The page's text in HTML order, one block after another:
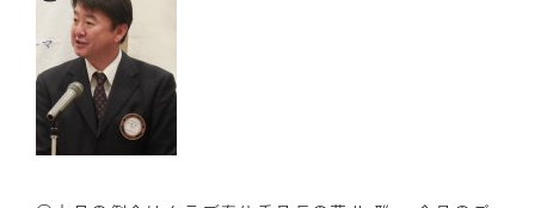
活動報告
理事会報告
スケジュール